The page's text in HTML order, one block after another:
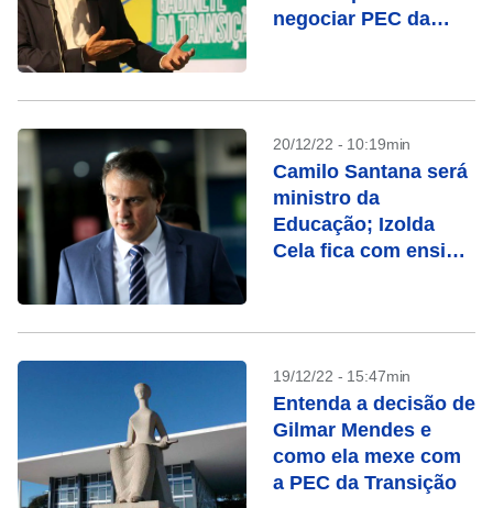
negociar PEC da
20/12/22 - 10:19min
Camilo Santana será
ministro da
Educação; Izolda
Cela fica com ensino
19/12/22 - 15:47min
Entenda a decisão de
Gilmar Mendes e
como ela mexe com
a PEC da Transição